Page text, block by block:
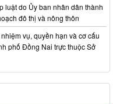
luật do Ủy ban nhân dân thành
đô thị và nông thôn
vụ, quyền hạn và cơ cấu
phố Đồng Nai trực thuộc Sở